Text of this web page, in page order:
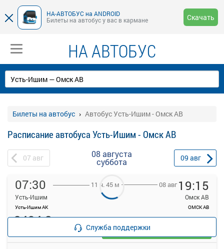
НА-АВТОБУС на ANDROID
Билеты на автобус у вас в кармане
Скачать
НА АВТОБУС
Билеты на автобус Автобус Усть-Ишим - Омск АВ
Расписание автобуса Усть-Ишим - Омск АВ
07 авг 08 августа
суббота 09 авг
07:30
Усть-Ишим
Усть-Ишим АК
11 ч. 45 м 08 авг 19:15
Омск АВ
ОМСК АВ
2494.8
Выбрать
Служба поддержки